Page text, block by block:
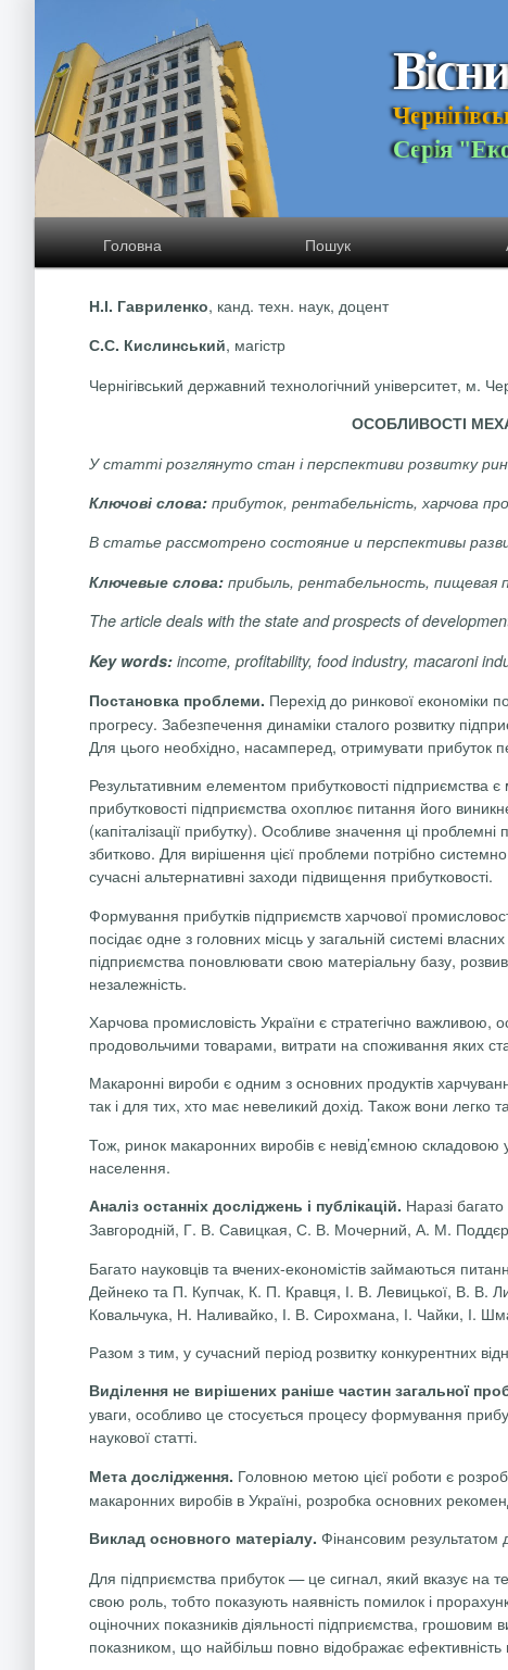
Вісни
Чернігівсь
Серія "Ек
Головна Пошук
Н.І. Гавриленко, канд. техн. наук, доцент
С.С. Кислинський, магістр
Чернігівський державний технологічний університет, м.
ОСОБЛИВОСТІ
У статті розглянуто стан і перспективи розвитку
Ключові слова: прибуток, рентабельність, харчова
В статье рассмотрено состояние и перспективы
Ключевые слова: прибыль, рентабельность, пищевая
The article deals with the state and prospects of
Key words: income, profitability, food industry, macaroni
Постановка проблеми. Перехід до ринкової економіки
прогресу. Забезпечення динаміки сталого розвитку
Для цього необхідно, насамперед, отримувати прибуток
Результативним елементом прибутковості підприємства
прибутковості підприємства охоплює питання його
(капіталізації прибутку). Особливе значення ці
збитково. Для вирішення цієї проблеми потрібно
сучасні альтернативні заходи підвищення прибутковості.
Формування прибутків підприємств харчової
посідає одне з головних місць у загальній системі
підприємства поновлювати свою матеріальну базу,
незалежність.
Харчова промисловість України є стратегічно важливою,
продовольчими товарами, витрати на споживання яких
Макаронні вироби є одним з основних продуктів
так і для тих, хто має невеликий дохід. Також вони
Тож, ринок макаронних виробів є невід’ємною складовою
населення.
Аналіз останніх досліджень і публікацій. Наразі
Завгородній, Г. В. Савицкая, С. В. Мочерний, А. М.
Багато науковців та вчених-економістів займаються
Дейнеко та П. Купчак, К. П. Кравця, І. В. Левицької, В. В.
Ковальчука, Н. Наливайко, І. В. Сирохмана, І. Чайки, І.
Разом з тим, у сучасний період розвитку конкурентних
Виділення не вирішених раніше частин загальної
уваги, особливо це стосується процесу формування
наукової статті.
Мета дослідження. Головною метою цієї роботи є
макаронних виробів в Україні, розробка основних
Виклад основного матеріалу. Фінансовим результатом
Для підприємства прибуток — це сигнал, який вказує на
свою роль, тобто показують наявність помилок і
оціночних показників діяльності підприємства,
показником, що найбільш повно відображає ефективність